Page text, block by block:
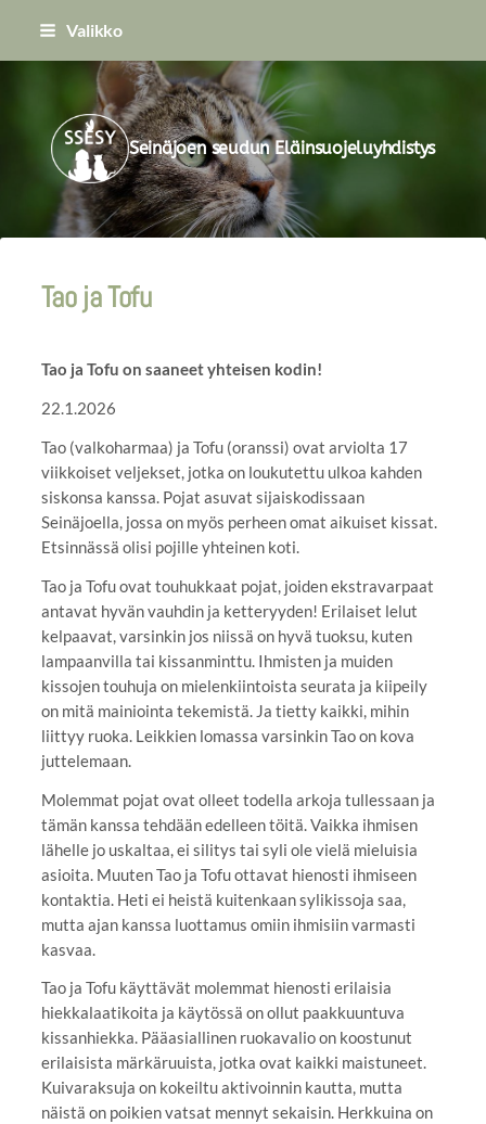
Siirry
Valikko
Seinäjoen seudun Eläinsuojeluyhdistys
Tao ja Tofu
Tao ja Tofu on saaneet yhteisen kodin!
22.1.2026
Tao (valkoharmaa) ja Tofu (oranssi) ovat arviolta 17
viikkoiset veljekset, jotka on loukutettu ulkoa kahden
siskonsa kanssa. Pojat asuvat sijaiskodissaan
Seinäjoella, jossa on myös perheen omat aikuiset kissat.
Etsinnässä olisi pojille yhteinen koti.
Tao ja Tofu ovat touhukkaat pojat, joiden ekstravarpaat
antavat hyvän vauhdin ja ketteryyden! Erilaiset lelut
kelpaavat, varsinkin jos niissä on hyvä tuoksu, kuten
lampaanvilla tai kissanminttu. Ihmisten ja muiden
kissojen touhuja on mielenkiintoista seurata ja kiipeily
on mitä mainiointa tekemistä. Ja tietty kaikki, mihin
liittyy ruoka. Leikkien lomassa varsinkin Tao on kova
juttelemaan.
Molemmat pojat ovat olleet todella arkoja tullessaan ja
tämän kanssa tehdään edelleen töitä. Vaikka ihmisen
lähelle jo uskaltaa, ei silitys tai syli ole vielä mieluisia
asioita. Muuten Tao ja Tofu ottavat hienosti ihmiseen
kontaktia. Heti ei heistä kuitenkaan sylikissoja saa,
mutta ajan kanssa luottamus omiin ihmisiin varmasti
kasvaa.
Tao ja Tofu käyttävät molemmat hienosti erilaisia
hiekkalaatikoita ja käytössä on ollut paakkuuntuva
kissanhiekka. Pääasiallinen ruokavalio on koostunut
erilaisista märkäruuista, jotka ovat kaikki maistuneet.
Kuivaraksuja on kokeiltu aktivoinnin kautta, mutta
näistä on poikien vatsat mennyt sekaisin. Herkkuina on